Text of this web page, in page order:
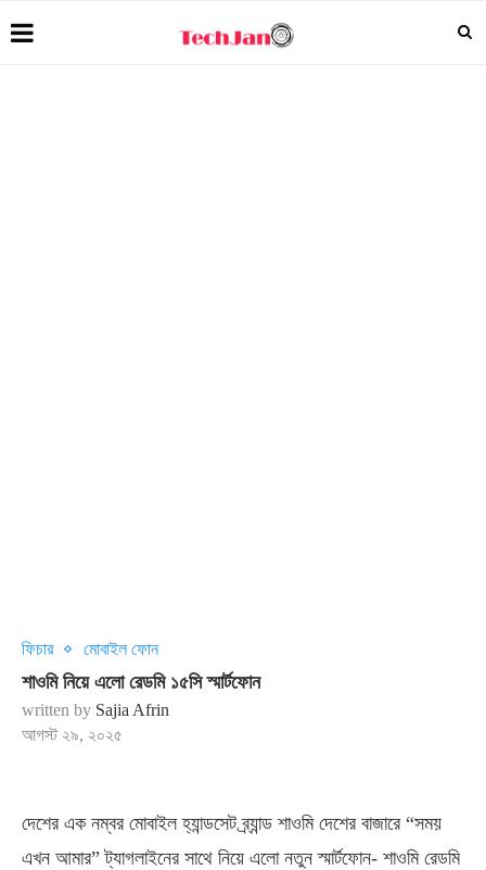
ফিচার মোবাইল ফোন
শাওমি নিয়ে এলো রেডমি ১৫সি স্মার্টফোন
written by Sajia Afrin
আগস্ট ২৯, ২০২৫
দেশের এক নম্বর মোবাইল হ্যান্ডসেট ব্র্যান্ড শাওমি দেশের বাজারে “সময়
এখন আমার” ট্যাগলাইনের সাথে নিয়ে এলো নতুন স্মার্টফোন- শাওমি রেডমি